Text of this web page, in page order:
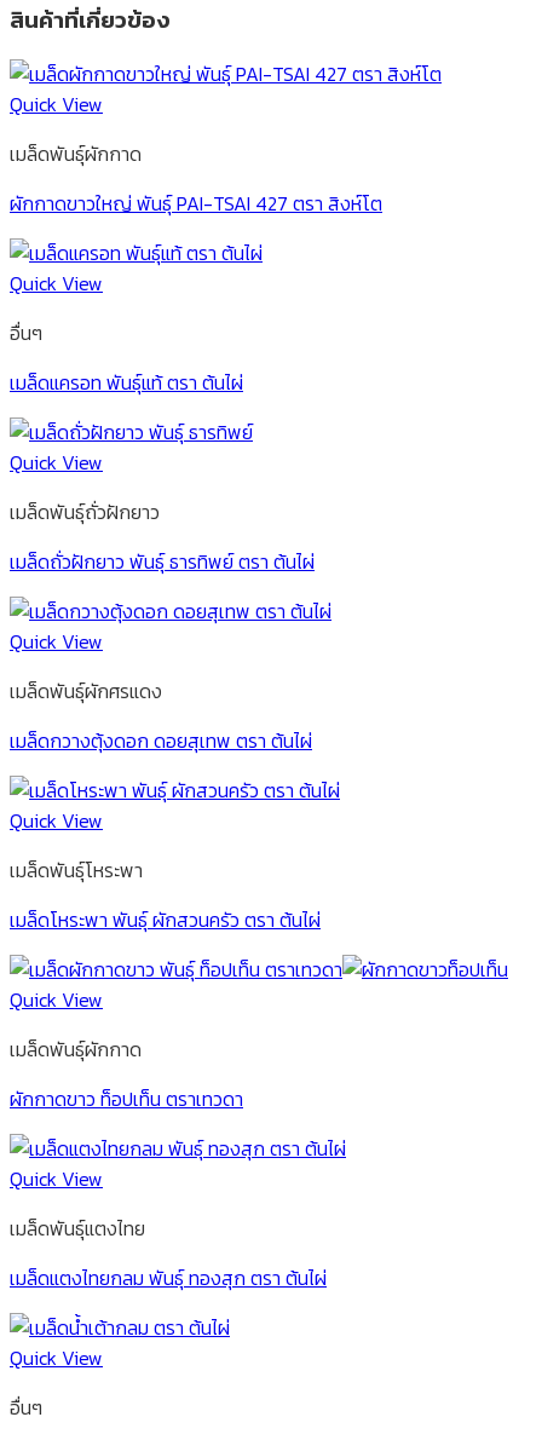
สินค้าที่เกี่ยวข้อง
Quick View
เมล็ดพันธุ์ผักกาด
ผักกาดขาวใหญ่ พันธุ์ PAI-TSAI 427 ตรา สิงห์โต
Quick View
อื่นๆ
เมล็ดแครอท พันธุ์แท้ ตรา ต้นไผ่
Quick View
เมล็ดพันธุ์ถั่วฝักยาว
เมล็ดถั่วฝักยาว พันธุ์ ธารทิพย์ ตรา ต้นไผ่
Quick View
เมล็ดพันธุ์ผักศรแดง
เมล็ดกวางตุ้งดอก ดอยสุเทพ ตรา ต้นไผ่
Quick View
เมล็ดพันธุ์โหระพา
เมล็ดโหระพา พันธุ์ ผักสวนครัว ตรา ต้นไผ่
Quick View
เมล็ดพันธุ์ผักกาด
ผักกาดขาว ท็อปเท็น ตราเทวดา
Quick View
เมล็ดพันธุ์แตงไทย
เมล็ดแตงไทยกลม พันธุ์ ทองสุก ตรา ต้นไผ่
Quick View
อื่นๆ